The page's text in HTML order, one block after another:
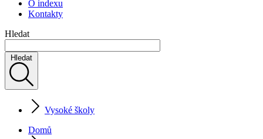
O indexu
Kontakty
Hledat
Hledat
Vysoké školy
Domů